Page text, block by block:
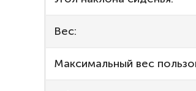
Вес:
Максимальный вес